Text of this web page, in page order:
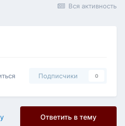
Вся активность
Подписчики 0
Ответить в тему